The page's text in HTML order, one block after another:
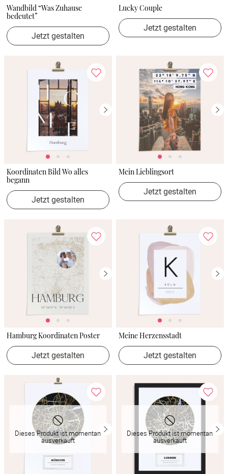
Wandbild “Was Zuhause
bedeutet”
Jetzt gestalten
Lucky Couple
Jetzt gestalten
Koordinaten Bild Wo alles
begann
Jetzt gestalten
Mein Lieblingsort
Jetzt gestalten
Hamburg Koordinaten Poster
Jetzt gestalten
Meine Herzensstadt
Jetzt gestalten
Dieses Produkt ist momentan
ausverkauft
Dieses Produkt ist momentan
ausverkauft